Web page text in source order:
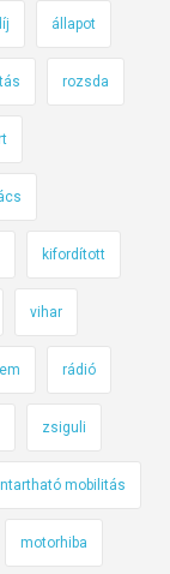
állapot
rozsda
kifordított
vihar
rádió
zsiguli
mobilitás
motorhiba